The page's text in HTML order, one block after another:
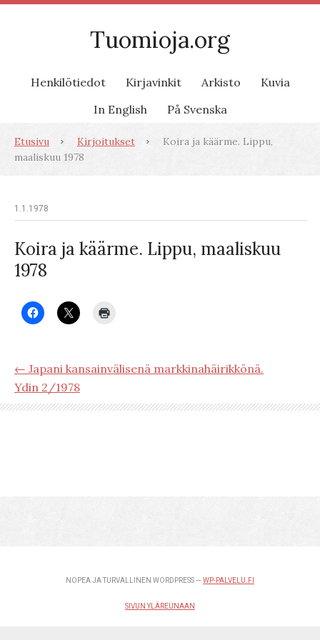
Tuomioja.org
Henkilötiedot Kirjavinkit Arkisto
Kuvia
In English
På Svenska
Etusivu Kirjoitukset
Koira ja käärme. Lippu,
maaliskuu 1978
1.1.1978
Koira ja käärme. Lippu, maaliskuu
1978
← Japani kansainvälisenä markkinahäirikkönä.
Ydin 2/1978
NOPEA JA TURVALLINEN WORDPRESS — WP-PALVELU.FI
SIVUN YLÄREUNAAN